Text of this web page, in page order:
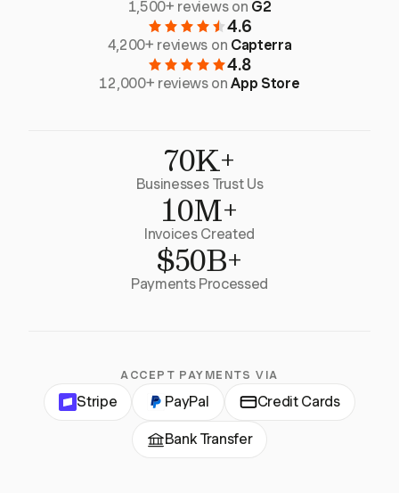
1,500+ reviews on G2
4.6
4,200+ reviews on Capterra
4.8
12,000+ reviews onApp Store
70K+
Businesses Trust Us
10M+
Invoices Created
$50B+
Payments Processed
ACCEPT PAYMENTS VIA
Stripe PayPal Credit Cards
Bank Transfer